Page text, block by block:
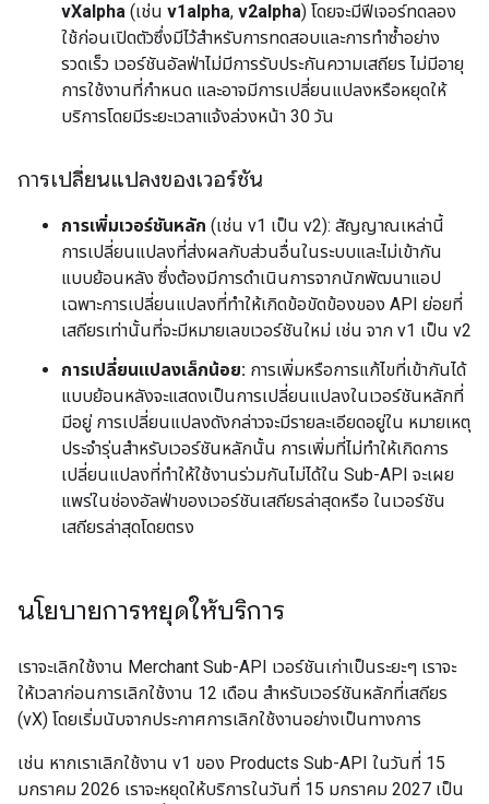
vXalpha (เช่น v1alpha, v2alpha) โดยจะมีฟีเจอร์ทดลอง
ใช้ก่อนเปิดตัวซึ่งมีไว้สำหรับการทดสอบและการทำซ้ำอย่าง
รวดเร็ว เวอร์ชันอัลฟ่าไม่มีการรับประกันความเสถียร ไม่มีอายุ
การใช้งานที่กำหนด และอาจมีการเปลี่ยนแปลงหรือหยุดให้
บริการโดยมีระยะเวลาแจ้งล่วงหน้า 30 วัน
การเปลี่ยนแปลงของเวอร์ชัน
การเพิ่มเวอร์ชันหลัก (เช่น v1 เป็น v2): สัญญาณเหล่านี้
การเปลี่ยนแปลงที่ส่งผลกับส่วนอื่นในระบบและไม่เข้ากัน
แบบย้อนหลัง ซึ่งต้องมีการดำเนินการจากนักพัฒนาแอป
เฉพาะการเปลี่ยนแปลงที่ทำให้เกิดข้อขัดข้องของ API ย่อยที่
เสถียรเท่านั้นที่จะมีหมายเลขเวอร์ชันใหม่ เช่น จาก v1 เป็น v2
การเปลี่ยนแปลงเล็กน้อย: การเพิ่มหรือการแก้ไขที่เข้ากันได้
แบบย้อนหลังจะแสดงเป็นการเปลี่ยนแปลงในเวอร์ชันหลักที่
มีอยู่ การเปลี่ยนแปลงดังกล่าวจะมีรายละเอียดอยู่ใน หมายเหตุ
ประจำรุ่นสำหรับเวอร์ชันหลักนั้น การเพิ่มที่ไม่ทำให้เกิดการ
เปลี่ยนแปลงที่ทำให้ใช้งานร่วมกันไม่ได้ใน Sub-API จะเผย
แพร่ในช่องอัลฟ่าของเวอร์ชันเสถียรล่าสุดหรือ ในเวอร์ชัน
เสถียรล่าสุดโดยตรง
นโยบายการหยุดให้บริการ
เราจะเลิกใช้งาน Merchant Sub-API เวอร์ชันเก่าเป็นระยะๆ เราจะ
ให้เวลาก่อนการเลิกใช้งาน 12 เดือน สำหรับเวอร์ชันหลักที่เสถียร
(vX) โดยเริ่มนับจากประกาศการเลิกใช้งานอย่างเป็นทางการ
เช่น หากเราเลิกใช้งาน v1 ของ Products Sub-API ในวันที่ 15
มกราคม 2026 เราจะหยุดให้บริการในวันที่ 15 มกราคม 2027 เป็น